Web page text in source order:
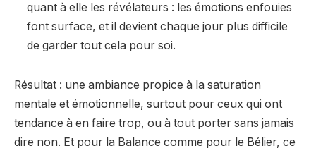
quant à elle les révélateurs : les émotions enfouies
font surface, et il devient chaque jour plus difficile
de garder tout cela pour soi.
Résultat : une ambiance propice à la saturation
mentale et émotionnelle, surtout pour ceux qui ont
tendance à en faire trop, ou à tout porter sans jamais
dire non. Et pour la Balance comme pour le Bélier, ce